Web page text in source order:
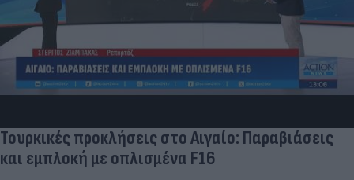
Τουρκικές προκλήσεις στο Αιγαίο: Παραβιάσεις
και εμπλοκή με οπλισμένα F16